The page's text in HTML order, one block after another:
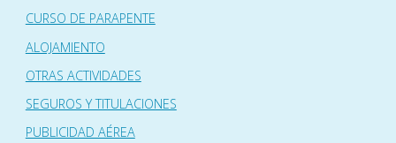
CURSO DE PARAPENTE
ALOJAMIENTO
OTRAS ACTIVIDADES
SEGUROS Y TITULACIONES
PUBLICIDAD AÉREA